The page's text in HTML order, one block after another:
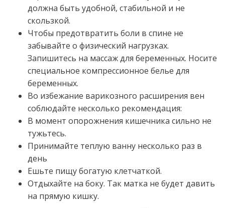
должна быть удобной, стабильной и не
скользкой.
Чтобы предотвратить боли в спине не
забывайте о физический нагрузках.
Запишитесь на массаж для беременных. Носите
специальное компрессионное белье для
беременных.
Во избежание варикозного расширения вен
соблюдайте несколько рекомендация:
В момент опорожнения кишечника сильно не
тужьтесь.
Принимайте теплую ванну несколько раз в
день
Ешьте пищу богатую клетчаткой.
Отдыхайте на боку. Так матка не будет давить
на прямую кишку.